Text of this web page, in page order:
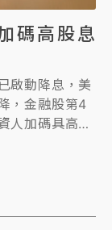
碼高股息
啟動降息，美
，金融股第4
人加碼具高股
。